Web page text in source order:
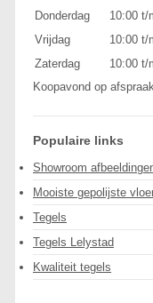
Donderdag
10:00 t/
Vrijdag
10:00 t/
Zaterdag
10:00 t/
Koopavond op
Populaire links
Showroom
Mooiste gepolijste
Tegels
Tegels Lelystad
Kwaliteit tegels